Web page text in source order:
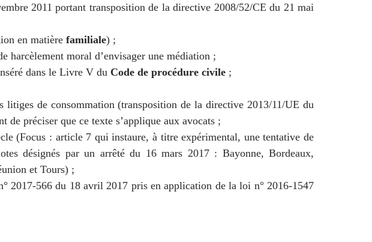
2011 portant transposition de la directive 2008/52/CE du 21 mai
en matière familiale) ;
harcèlement moral d’envisager une médiation ;
dans le Livre V du Code de procédure civile ;
de consommation (transposition de la directive 2013/11/UE du
de préciser que ce texte s’applique aux avocats ;
(Focus : article 7 qui instaure, à titre expérimental, une tentative de
désignés par un arrêté du 16 mars 2017 : Bayonne, Bordeaux,
et Tours) ;
2017-566 du 18 avril 2017 pris en application de la loi n° 2016-1547